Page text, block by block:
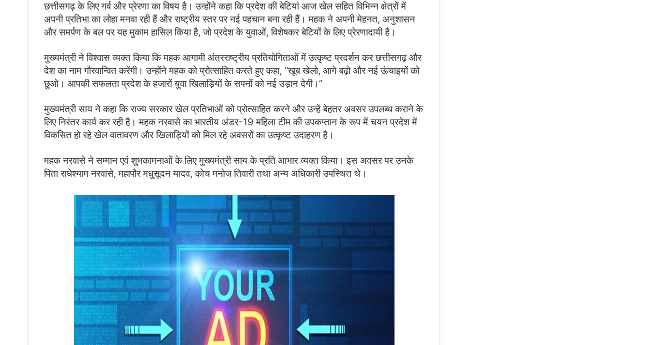
छत्तीसगढ़ के लिए गर्व और प्रेरणा का विषय है। उन्होंने कहा कि प्रदेश की बेटियां आज खेल सहित विभिन्न क्षेत्रों में
अपनी प्रतिभा का लोहा मनवा रही हैं और राष्ट्रीय स्तर पर नई पहचान बना रही हैं। महक ने अपनी मेहनत, अनुशासन
और समर्पण के बल पर यह मुकाम हासिल किया है, जो प्रदेश के युवाओं, विशेषकर बेटियों के लिए प्रेरणादायी है।
मुख्यमंत्री ने विश्वास व्यक्त किया कि महक आगामी अंतरराष्ट्रीय प्रतियोगिताओं में उत्कृष्ट प्रदर्शन कर छत्तीसगढ़ और
देश का नाम गौरवान्वित करेंगी। उन्होंने महक को प्रोत्साहित करते हुए कहा, “खूब खेलो, आगे बढ़ो और नई ऊंचाइयों को
छुओ। आपकी सफलता प्रदेश के हजारों युवा खिलाड़ियों के सपनों को नई उड़ान देगी।”
मुख्यमंत्री साय ने कहा कि राज्य सरकार खेल प्रतिभाओं को प्रोत्साहित करने और उन्हें बेहतर अवसर उपलब्ध कराने के
लिए निरंतर कार्य कर रही है। महक नरवासे का भारतीय अंडर-19 महिला टीम की उपकप्तान के रूप में चयन प्रदेश में
विकसित हो रहे खेल वातावरण और खिलाड़ियों को मिल रहे अवसरों का उत्कृष्ट उदाहरण है।
महक नरवासे ने सम्मान एवं शुभकामनाओं के लिए मुख्यमंत्री साय के प्रति आभार व्यक्त किया। इस अवसर पर उनके
पिता राधेश्याम नरवासे, महापौर मधुसूदन यादव, कोच मनोज तिवारी तथा अन्य अधिकारी उपस्थित थे।